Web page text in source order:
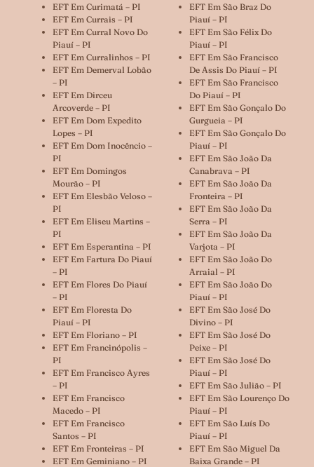
EFT Em Curimatá – PI
EFT Em Currais – PI
EFT Em Curral Novo Do
Piauí – PI
EFT Em Curralinhos – PI
EFT Em Demerval Lobão
– PI
EFT Em Dirceu
Arcoverde – PI
EFT Em Dom Expedito
Lopes – PI
EFT Em Dom Inocêncio –
PI
EFT Em Domingos
Mourão – PI
EFT Em Elesbão Veloso –
PI
EFT Em Eliseu Martins –
PI
EFT Em Esperantina – PI
EFT Em Fartura Do Piauí
– PI
EFT Em Flores Do Piauí
– PI
EFT Em Floresta Do
Piauí – PI
EFT Em Floriano – PI
EFT Em Francinópolis –
PI
EFT Em Francisco Ayres
– PI
EFT Em Francisco
Macedo – PI
EFT Em Francisco
Santos – PI
EFT Em Fronteiras – PI
EFT Em Geminiano – PI
EFT Em São Braz Do
Piauí – PI
EFT Em São Félix Do
Piauí – PI
EFT Em São Francisco
De Assis Do Piauí – PI
EFT Em São Francisco
Do Piauí – PI
EFT Em São Gonçalo Do
Gurgueia – PI
EFT Em São Gonçalo Do
Piauí – PI
EFT Em São João Da
Canabrava – PI
EFT Em São João Da
Fronteira – PI
EFT Em São João Da
Serra – PI
EFT Em São João Da
Varjota – PI
EFT Em São João Do
Arraial – PI
EFT Em São João Do
Piauí – PI
EFT Em São José Do
Divino – PI
EFT Em São José Do
Peixe – PI
EFT Em São José Do
Piauí – PI
EFT Em São Julião – PI
EFT Em São Lourenço Do
Piauí – PI
EFT Em São Luís Do
Piauí – PI
EFT Em São Miguel Da
Baixa Grande – PI